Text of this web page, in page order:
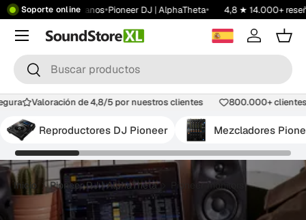
Soporte online
Showroom•Contáctanos•Pioneer DJ | AlphaTheta• 4,8 ★ 14.000+
Buscar
Buscar
Iniciar
Menú
Valoración de 4,8/5 por nuestros clientes 800.000+
Reproductores DJ Pioneer Mezcladores
Inicio Pioneer DJ | AlphaTheta Pioneer monitors